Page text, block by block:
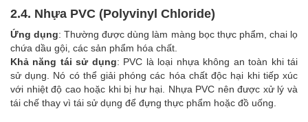
2.4. Nhựa PVC (Polyvinyl Chloride)
Ứng dụng: Thường được dùng làm màng bọc thực phẩm, chai lọ
chứa dầu gội, các sản phẩm hóa chất.
Khả năng tái sử dụng: PVC là loại nhựa không an toàn khi tái
sử dụng. Nó có thể giải phóng các hóa chất độc hại khi tiếp xúc
với nhiệt độ cao hoặc khi bị hư hại. Nhựa PVC nên được xử lý và
tái chế thay vì tái sử dụng để đựng thực phẩm hoặc đồ uống.